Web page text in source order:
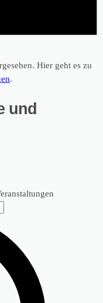
Hier geht es zu
.
und